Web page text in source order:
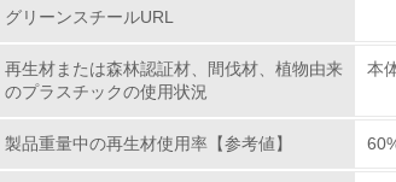
3. 環境問題に関する従業員教育を行
4. 自社に関係する主要な環境法規
グリーンスチールURL
再生材または森林認証材、間伐材、植物由来
のプラスチックの使用状況
本
製品重量中の再生材使用率【参考値】